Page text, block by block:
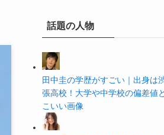
話題の人物
田中圭の学歴がすごい｜出身は
張高校！大学や中学校の偏差値
こいい画像